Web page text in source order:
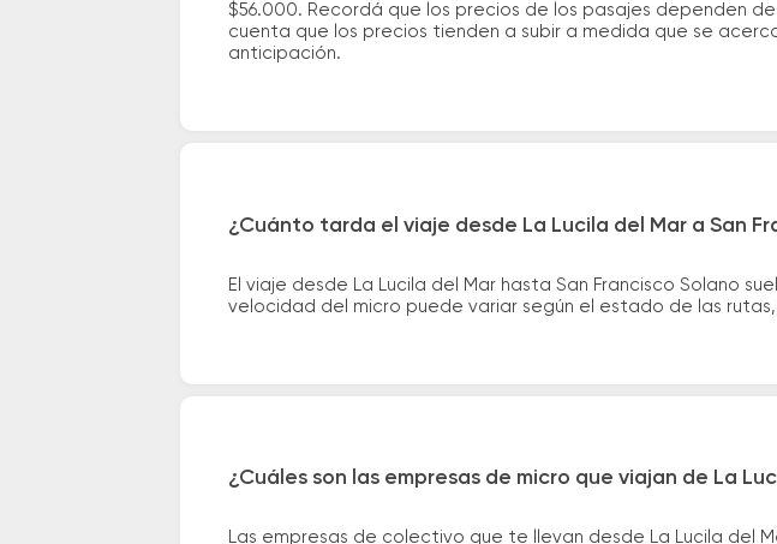
$56.000. Recordá que los precios de los pasajes dependen
cuenta que los precios tienden a subir a medida que se
anticipación.
¿Cuánto tarda el viaje desde La Lucila del Mar a San
El viaje desde La Lucila del Mar hasta San Francisco Solano
velocidad del micro puede variar según el estado de las
¿Cuáles son las empresas de micro que viajan de La
Las empresas de colectivo que te llevan desde La Lucila del